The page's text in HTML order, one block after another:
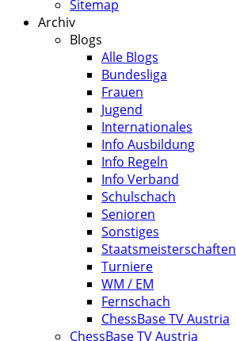
Sitemap
Archiv
Blogs
Alle Blogs
Bundesliga
Frauen
Jugend
Internationales
Info Ausbildung
Info Regeln
Info Verband
Schulschach
Senioren
Sonstiges
Staatsmeisterschaften
Turniere
WM / EM
Fernschach
ChessBase TV Austria
ChessBase TV Austria